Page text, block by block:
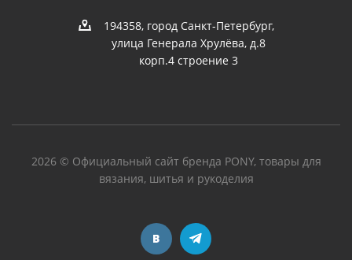
194358, город Санкт-Петербург,
улица Генерала Хрулёва, д.8
корп.4 строение 3
2026 © Официальный сайт бренда PONY, товары для
вязания, шитья и рукоделия